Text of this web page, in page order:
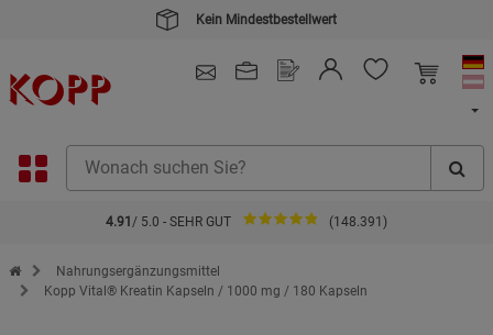
4.91 / 5.0 - SEHR GUT (148.391)
Zur Startseite des Kopp Verlag Online-Shop
Nahrungsergänzungsmittel
Kopp Vital® Kreatin Kapseln / 1000 mg / 180 Kapseln